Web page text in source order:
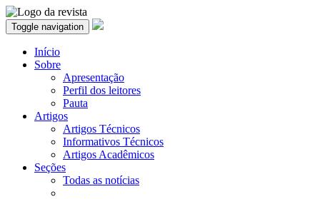
Toggle navigation
Início
Sobre
Apresentação
Perfil dos leitores
Pauta
Artigos
Artigos Técnicos
Informativos Técnicos
Artigos Acadêmicos
Seções
Todas as notícias